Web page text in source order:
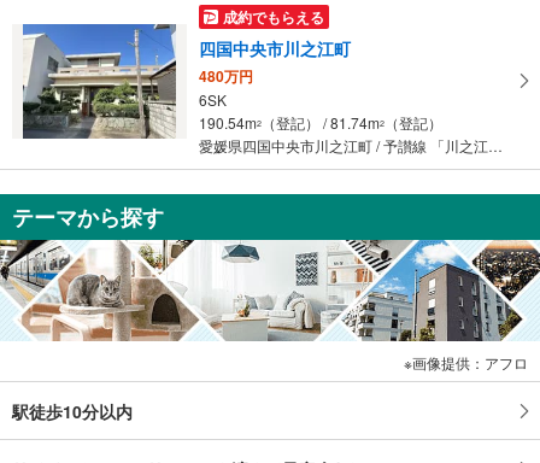
成約でもらえる
四国中央市川之江町
480万円
6SK
190.54m2 （登記） / 81.74m2
（登記）
愛媛県四国中央市川之江町 / 予讃線 「川之江」駅 徒歩10分
テーマから探す
画像提供：アフロ
駅徒歩10分以内